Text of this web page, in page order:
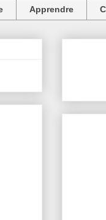
Apprendre